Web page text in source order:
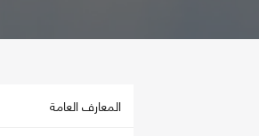
المعارف العامة